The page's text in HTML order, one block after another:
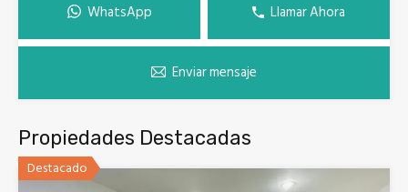
WhatsApp Llamar Ahora
Enviar mensaje
Propiedades Destacadas
Destacado